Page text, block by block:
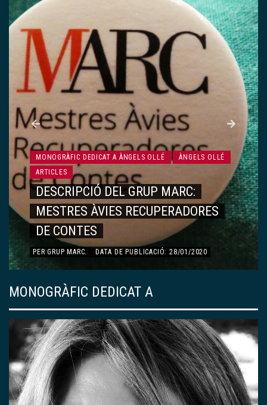
MONOGRÀFIC DEDICAT A ÀNGELS OLLÉ
ÀNGELS OLLÉ
ARTICLES
DESCRIPCIÓ DEL GRUP MARC:
MESTRES ÀVIES RECUPERADORES
DE CONTES
PERGRUP MARC. DATA DE PUBLICACIÓ: 28/01/2020
MONOGRÀFIC DEDICAT A